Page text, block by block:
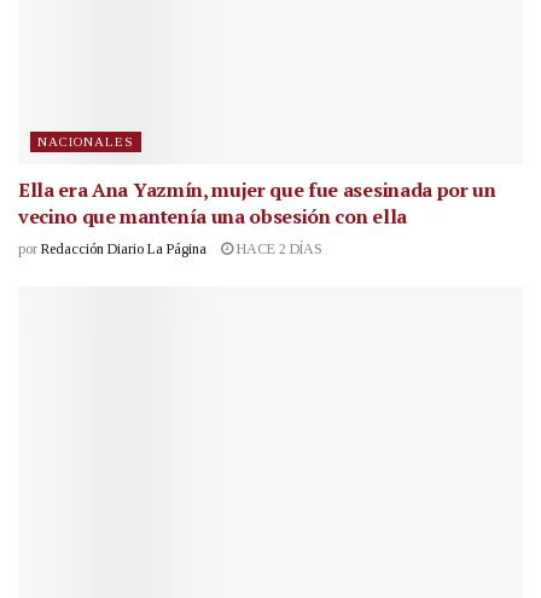
NACIONALES
Ella era Ana Yazmín, mujer que fue asesinada por un
vecino que mantenía una obsesión con ella
por Redacción Diario La Página HACE 2 DÍAS